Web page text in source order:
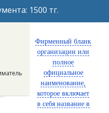
1500 тг.
Фирменный бланк
организации или
полное
официальное
наименование,
которое включает
в себя название в